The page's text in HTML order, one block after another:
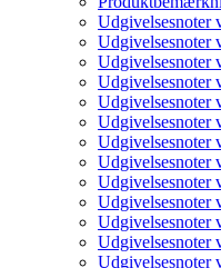
Udgivelsesnoter
Udgivelsesnoter
Udgivelsesnoter
Udgivelsesnoter
Udgivelsesnoter
Udgivelsesnoter
Udgivelsesnoter
Udgivelsesnoter
Udgivelsesnoter
Udgivelsesnoter
Udgivelsesnoter
Udgivelsesnoter
Udgivelsesnoter